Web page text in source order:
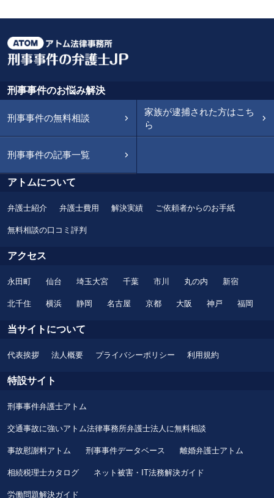
刑事事件のお悩み解決
刑事事件の無料相談
家族が逮捕された方はこち
ら
刑事事件の記事一覧
アトムについて
弁護士紹介 弁護士費用 解決実績 ご依頼者からのお手紙
無料相談の口コミ評判
アクセス
永田町 仙台 埼玉大宮 千葉 市川 丸の内 新宿
北千住 横浜 静岡 名古屋 京都 大阪 神戸 福岡
当サイトについて
代表挨拶 法人概要 プライバシーポリシー 利用規約
特設サイト
刑事事件弁護士アトム
交通事故に強いアトム法律事務所弁護士法人に無料相談
事故慰謝料アトム 刑事事件データベース 離婚弁護士アトム
相続税理士カタログ ネット被害・IT法務解決ガイド
労働問題解決ガイド